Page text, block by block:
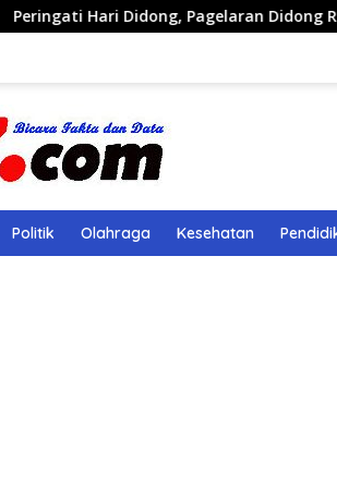
Pagelaran Didong Runcang
Politik Olahraga Kesehatan